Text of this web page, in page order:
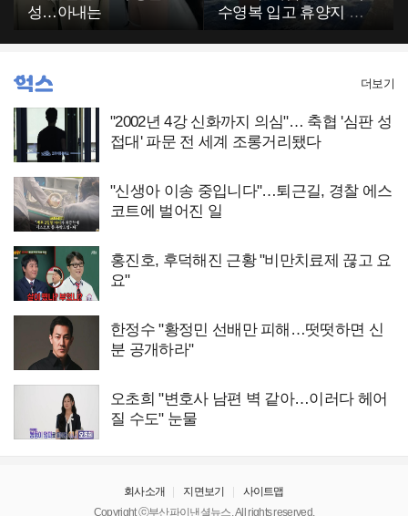
성…아내는
수영복 입고 휴양지 포
"2002년 4강 신화까지 의심"… 축협 '심판 성
접대' 파문 전 세계 조롱거리됐다
"신생아 이송 중입니다"…퇴근길, 경찰 에스
코트에 벌어진 일
홍진호, 후덕해진 근황 "비만치료제 끊고 요
요"
한정수 "황정민 선배만 피해…떳떳하면 신
분 공개하라"
오초희 "변호사 남편 벽 같아…이러다 헤어
질 수도" 눈물
더보기
회사소개 지면보기
사이트맵
Copyright ⓒ부산파이낸셜뉴스. All rights reserved.